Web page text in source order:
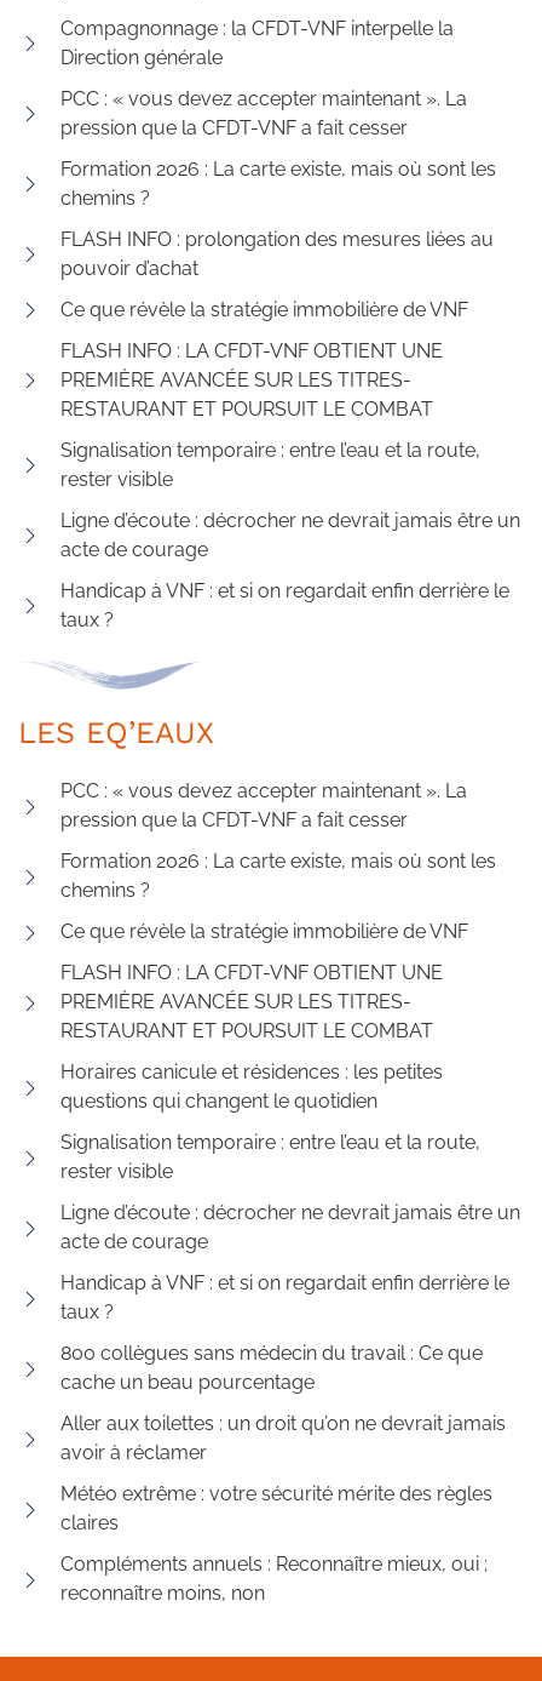
Compagnonnage : la CFDT-VNF interpelle la
Direction générale
PCC : « vous devez accepter maintenant ». La
pression que la CFDT-VNF a fait cesser
Formation 2026 : La carte existe, mais où sont les
chemins ?
FLASH INFO : prolongation des mesures liées au
pouvoir d’achat
Ce que révèle la stratégie immobilière de VNF
FLASH INFO : LA CFDT-VNF OBTIENT UNE
PREMIÈRE AVANCÉE SUR LES TITRES-
RESTAURANT ET POURSUIT LE COMBAT
Signalisation temporaire : entre l’eau et la route,
rester visible
Ligne d’écoute : décrocher ne devrait jamais être un
acte de courage
Handicap à VNF : et si on regardait enfin derrière le
taux ?
LES EQ’EAUX
PCC : « vous devez accepter maintenant ». La
pression que la CFDT-VNF a fait cesser
Formation 2026 : La carte existe, mais où sont les
chemins ?
Ce que révèle la stratégie immobilière de VNF
FLASH INFO : LA CFDT-VNF OBTIENT UNE
PREMIÈRE AVANCÉE SUR LES TITRES-
RESTAURANT ET POURSUIT LE COMBAT
Horaires canicule et résidences : les petites
questions qui changent le quotidien
Signalisation temporaire : entre l’eau et la route,
rester visible
Ligne d’écoute : décrocher ne devrait jamais être un
acte de courage
Handicap à VNF : et si on regardait enfin derrière le
taux ?
800 collègues sans médecin du travail : Ce que
cache un beau pourcentage
Aller aux toilettes : un droit qu’on ne devrait jamais
avoir à réclamer
Météo extrême : votre sécurité mérite des règles
claires
Compléments annuels : Reconnaître mieux, oui ;
reconnaître moins, non